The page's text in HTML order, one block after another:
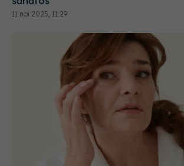
Trucuri simple care șterg
obosiți. Ingredientul cheie din